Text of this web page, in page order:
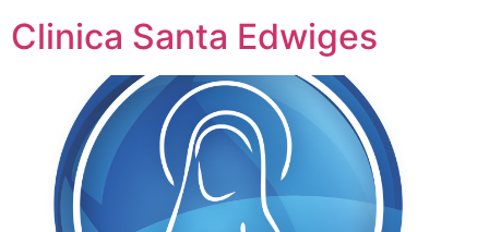
Clinica Santa Edwiges